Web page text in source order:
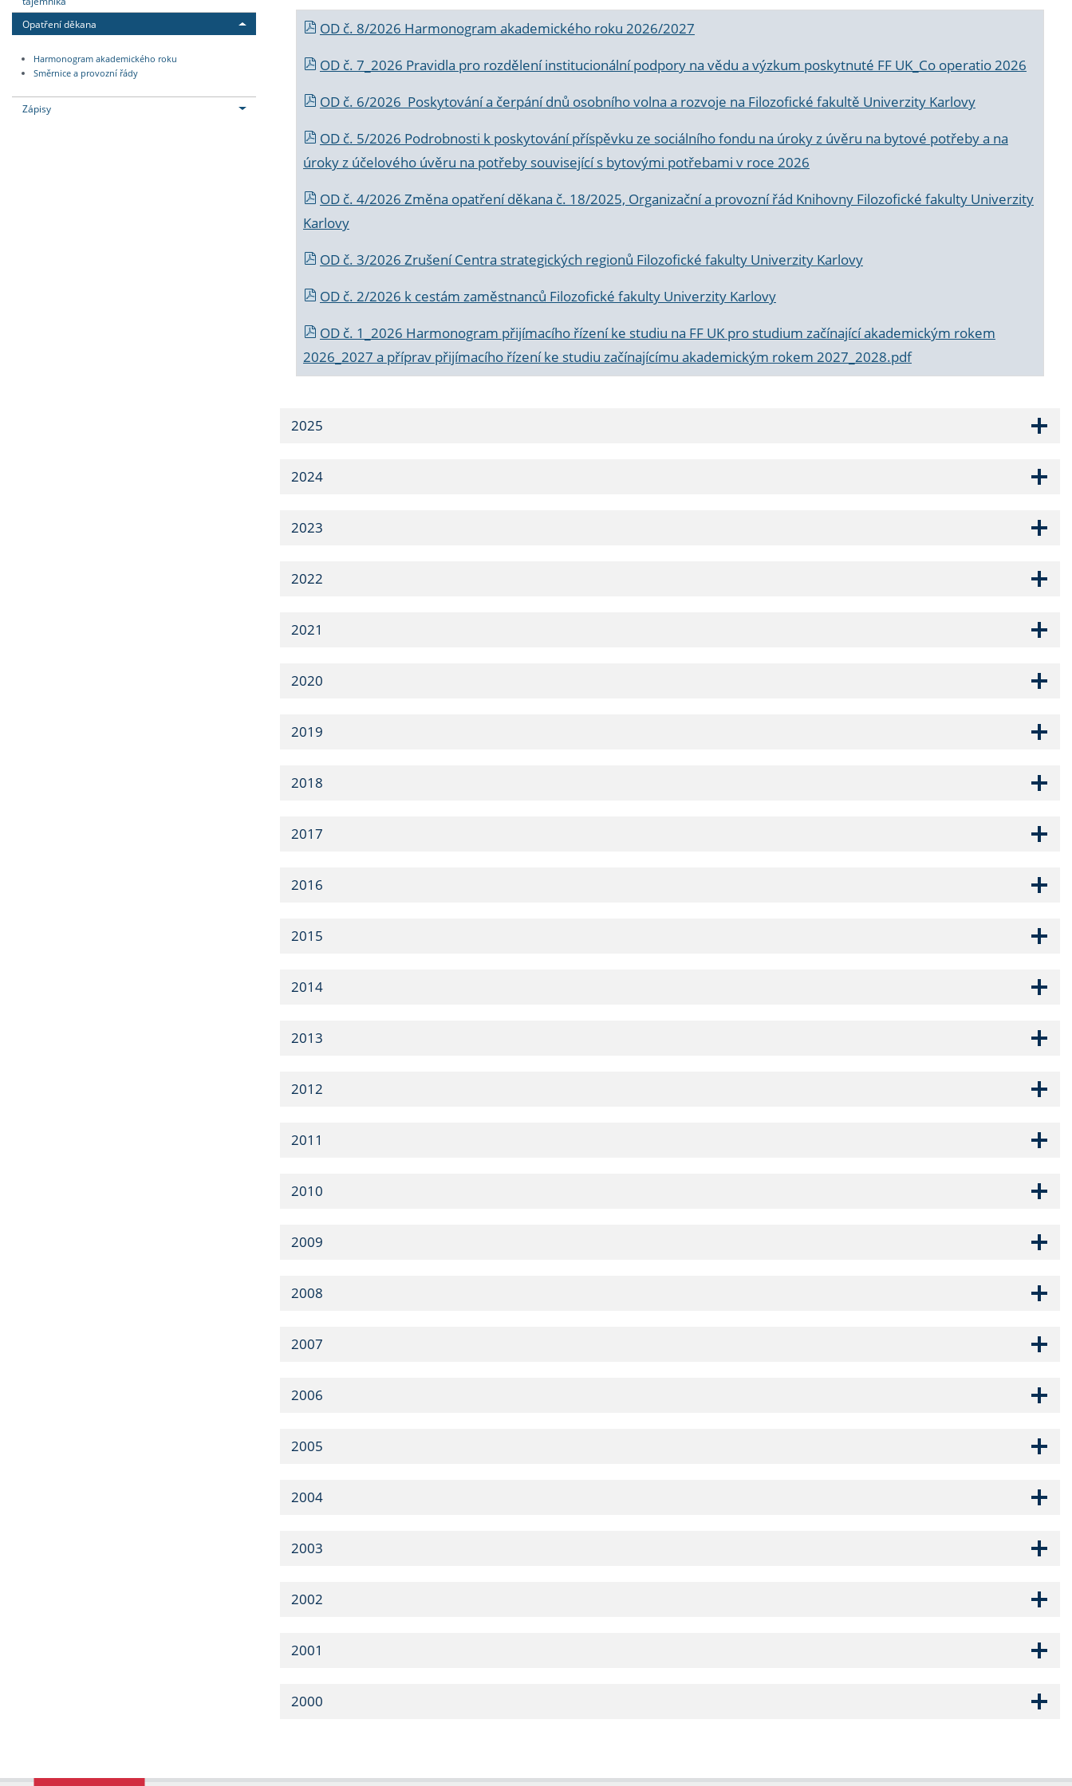
Opatření děkana
Harmonogram akademického roku
Směrnice a provozní řády
Zápisy
OD č. 8/2026 Harmonogram akademického roku 2026/2027
OD č. 7_2026 Pravidla pro rozdělení institucionální podpory na vědu a výzkum poskytnuté FF UK_Co operatio 2026
OD č. 6/2026 Poskytování a čerpání dnů osobního volna a rozvoje na Filozofické fakultě Univerzity Karlovy
OD č. 5/2026 Podrobnosti k poskytování příspěvku ze sociálního fondu na úroky z úvěru na bytové potřeby a na
úroky z účelového úvěru na potřeby související s bytovými potřebami v roce 2026
OD č. 4/2026 Změna opatření děkana č. 18/2025, Organizační a provozní řád Knihovny Filozofické fakulty Univerzity
Karlovy
OD č. 3/2026 Zrušení Centra strategických regionů Filozofické fakulty Univerzity Karlovy
OD č. 2/2026 k cestám zaměstnanců Filozofické fakulty Univerzity Karlovy
OD č. 1_2026 Harmonogram přijímacího řízení ke studiu na FF UK pro studium začínající akademickým rokem
2026_2027 a příprav přijímacího řízení ke studiu začínajícímu akademickým rokem 2027_2028.pdf
2025
2024
2023
2022
2021
2020
2019
2018
2017
2016
2015
2014
2013
2012
2011
2010
2009
2008
2007
2006
2005
2004
2003
2002
2001
2000